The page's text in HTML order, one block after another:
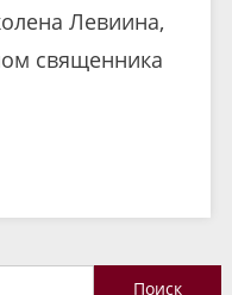
Левиина,
священника
Найти: